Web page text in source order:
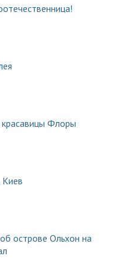
Флоры
Киев
острове Ольхон на